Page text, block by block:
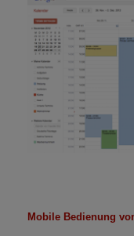
Mobile Bedienung